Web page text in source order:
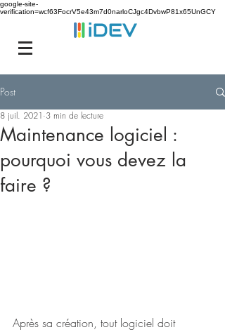
google-site-
verification=wcf63FocrV5e43m7d0narloCJgc4DvbwP81x65UnGCY
Post
Maintenance logiciel :
pourquoi vous devez la
faire ?
8 juil. 2021 3 min de lecture
Après sa création, tout logiciel doit